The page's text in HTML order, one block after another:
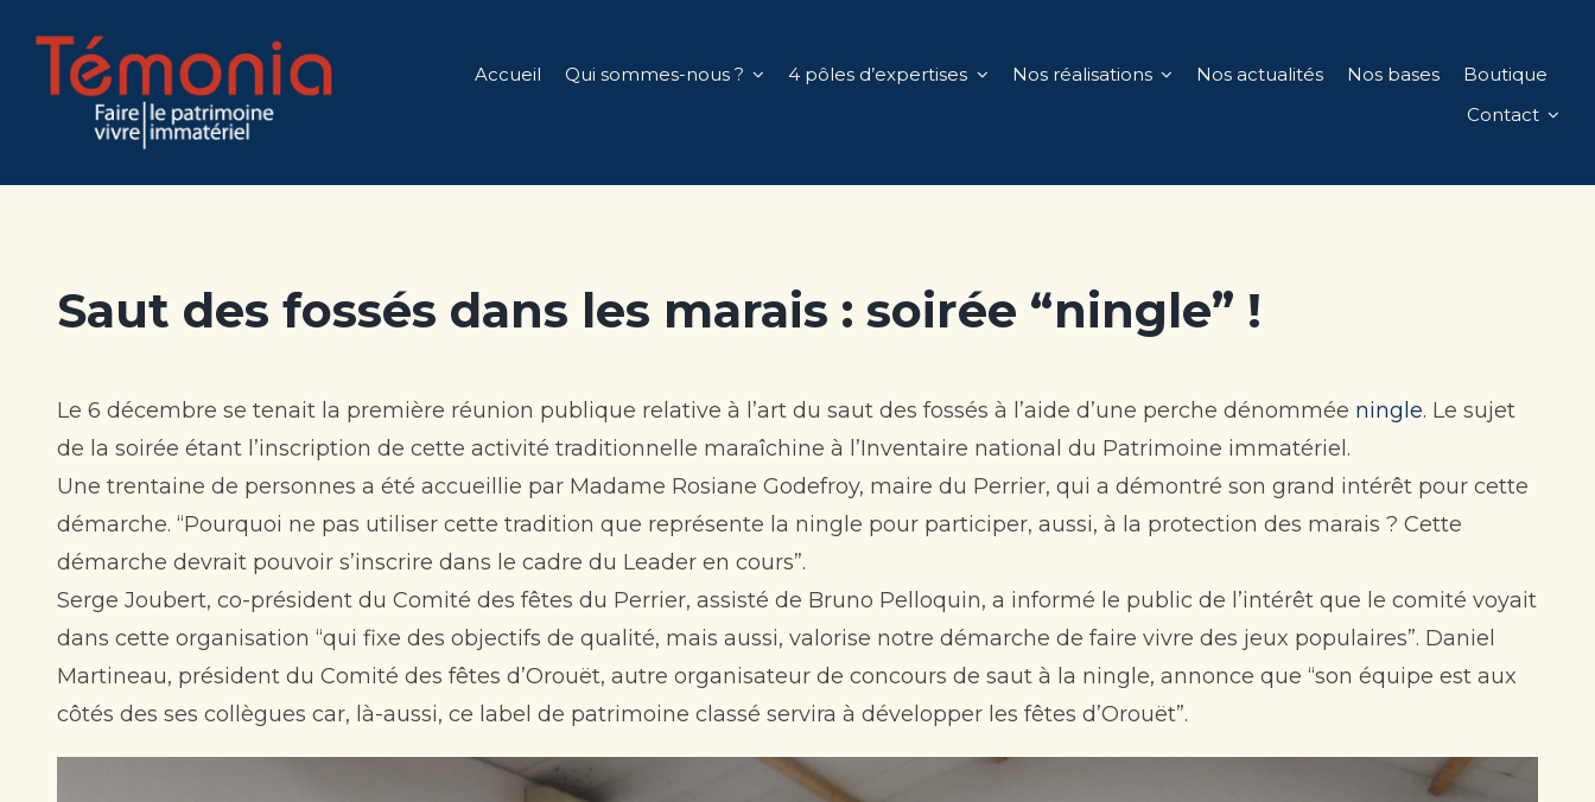
content
Accueil Qui sommes-nous ? 4 pôles d’expertises Nos réalisations Nos actualités Nos bases
Boutique
Contact
Saut des fossés dans les marais : soirée “ningle” !
Le 6 décembre se tenait la première réunion publique relative à l’art du saut des fossés à l’aide d’une perche dénommée ningle. Le sujet
de la soirée étant l’inscription de cette activité traditionnelle maraîchine à l’Inventaire national du Patrimoine immatériel.
Une trentaine de personnes a été accueillie par Madame Rosiane Godefroy, maire du Perrier, qui a démontré son grand intérêt pour cette
démarche. “Pourquoi ne pas utiliser cette tradition que représente la ningle pour participer, aussi, à la protection des marais ? Cette
démarche devrait pouvoir s’inscrire dans le cadre du Leader en cours”.
Serge Joubert, co-président du Comité des fêtes du Perrier, assisté de Bruno Pelloquin, a informé le public de l’intérêt que le comité voyait
dans cette organisation “qui fixe des objectifs de qualité, mais aussi, valorise notre démarche de faire vivre des jeux populaires”. Daniel
Martineau, président du Comité des fêtes d’Orouët, autre organisateur de concours de saut à la ningle, annonce que “son équipe est aux
côtés des ses collègues car, là-aussi, ce label de patrimoine classé servira à développer les fêtes d’Orouët”.